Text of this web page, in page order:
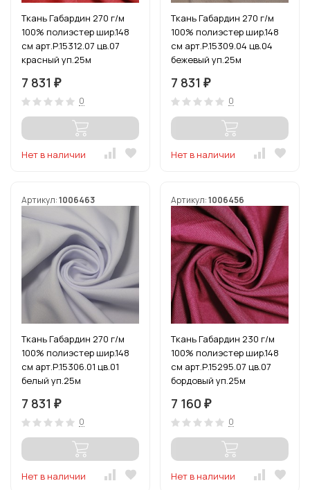
Ткань Габардин 270 г/м
100% полиэстер шир.148
см арт.Р.15312.07 цв.07
красный уп.25м
7 831 ₽
0
Нет в наличии
Ткань Габардин 270 г/м
100% полиэстер шир.148
см арт.Р.15309.04 цв.04
бежевый уп.25м
7 831 ₽
0
Нет в наличии
Артикул:1006463
Ткань Габардин 270 г/м
100% полиэстер шир.148
см арт.Р.15306.01 цв.01
белый уп.25м
7 831 ₽
0
Нет в наличии
Артикул:1006456
Ткань Габардин 230 г/м
100% полиэстер шир.148
см арт.Р.15295.07 цв.07
бордовый уп.25м
7 160 ₽
0
Нет в наличии